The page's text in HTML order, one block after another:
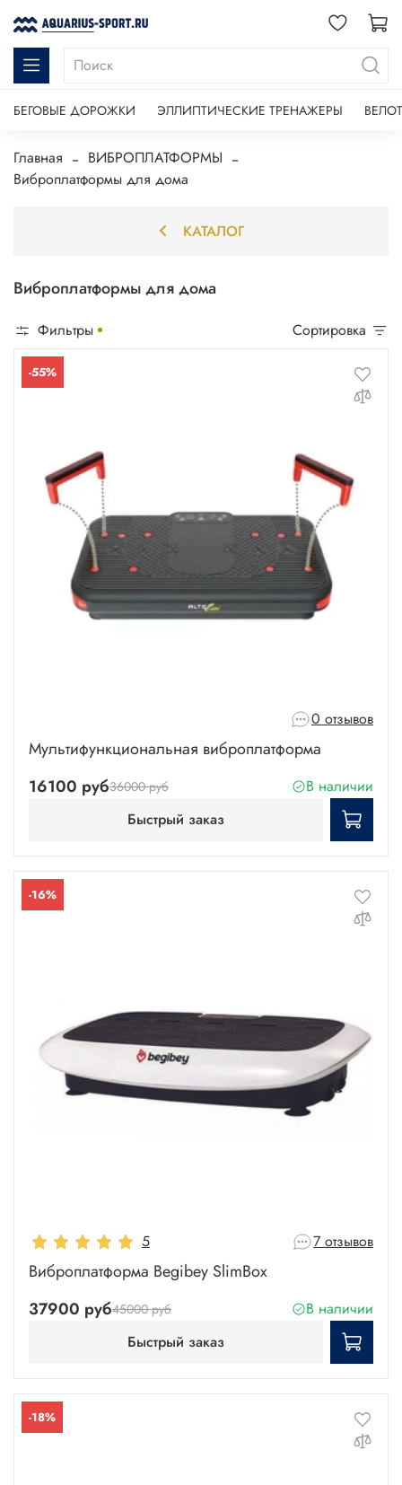
БЕГОВЫЕ ДОРОЖКИ ЭЛЛИПТИЧЕСКИЕ ТРЕНАЖЕРЫ
Главная
ВИБРОПЛАТФОРМЫ
Виброплатформы для дома
Виброплатформы для дома
Фильтры Сортировка
-55%
0 отзывов
Мультифункциональная виброплатформа
16100 руб36000 руб
В наличии
Быстрый заказ
-16%
5 7 отзывов
Виброплатформа Begibey SlimBox
37900 руб45000 руб
В наличии
Быстрый заказ
-18%
КАТАЛОГ